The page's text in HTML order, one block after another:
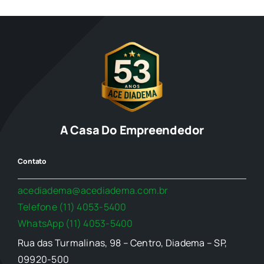
A Casa Do Empreendedor
Contato
acediadema@acediadema.com.br
Telefone (11) 4053-5400
WhatsApp (11) 4053-5400
Rua das Turmalinas, 98 – Centro, Diadema – SP,
09920-500